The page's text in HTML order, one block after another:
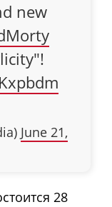
new
June 21,
28